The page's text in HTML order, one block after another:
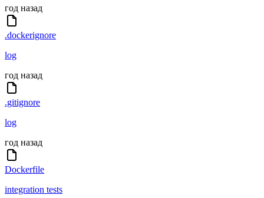
год назад
.dockerignore
log
год назад
.gitignore
log
год назад
Dockerfile
integration tests